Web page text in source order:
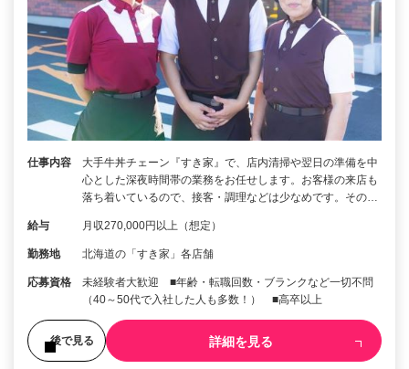
仕事内容
大手牛丼チェーン『すき家』で、店内清掃や翌日の準備を中
心とした深夜時間帯の業務をお任せします。お客様の来店も
落ち着いているので、接客・調理などは少なめです。その…
給与 月収270,000円以上（想定）
勤務地 北海道の「すき家」各店舗
応募資格
未経験者大歓迎 ■年齢・転職回数・ブランクなど一切不問
（40～50代で入社した人も多数！） ■高卒以上
後で見る 詳細を見る